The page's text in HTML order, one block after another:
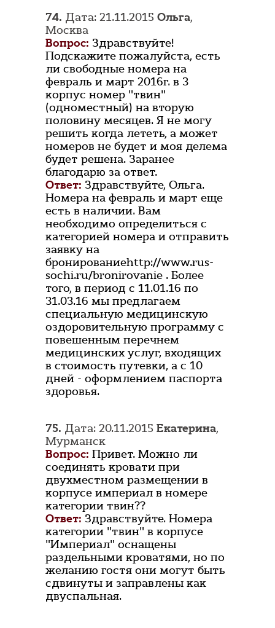
74. Дата: 21.11.2015 Ольга,
Москва
Вопрос: Здравствуйте!
Подскажите пожалуйста, есть
ли свободные номера на
февраль и март 2016г. в 3
корпус номер "твин"
(одноместный) на вторую
половину месяцев. Я не могу
решить когда лететь, а может
номеров не будет и моя делема
будет решена. Заранее
благодарю за ответ.
Ответ: Здравствуйте, Ольга.
Номера на февраль и март еще
есть в наличии. Вам
необходимо определиться с
категорией номера и отправить
заявку на
бронированиеhttp://www.rus-
sochi.ru/bronirovanie . Более
того, в период с 11.01.16 по
31.03.16 мы предлагаем
специальную медицинскую
оздоровительную программу с
повешенным перечнем
медицинских услуг, входящих
в стоимость путевки, а с 10
дней - оформлением паспорта
здоровья.
75. Дата: 20.11.2015 Екатерина,
Мурманск
Вопрос: Привет. Можно ли
соединять кровати при
двухместном размещении в
корпусе империал в номере
категории твин??
Ответ: Здравствуйте. Номера
категории "твин" в корпусе
"Империал" оснащены
раздельными кроватями, но по
желанию гостя они могут быть
сдвинуты и заправлены как
двуспальная.